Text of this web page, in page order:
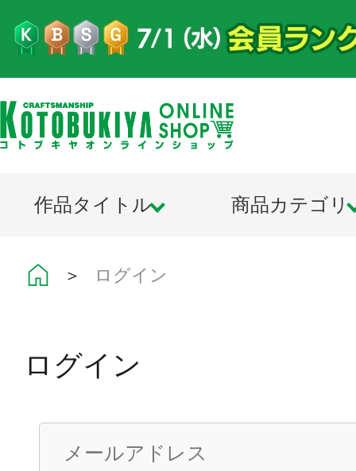
作品タイトル 商品カテゴリ
＞ ログイン
ログイン